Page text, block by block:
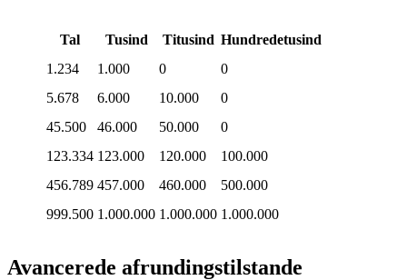
Tal Tusind Titusind Hundredetusind
1.234
1.000 0
0
5.678
6.000 10.000
0
45.500
46.000 50.000
0
123.334 123.000 120.000
100.000
456.789 457.000 460.000
500.000
999.500 1.000.000 1.000.000 1.000.000
Avancerede afrundingstilstande